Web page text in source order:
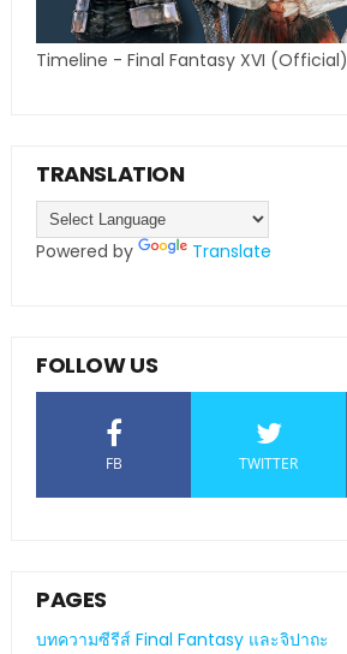
Timeline - Final Fantasy XVI (Official)
TRANSLATION
Powered by Translate
FOLLOW US
FB TWITTER
PAGES
บทความซีรีส์ Final Fantasy และจิปาถะ